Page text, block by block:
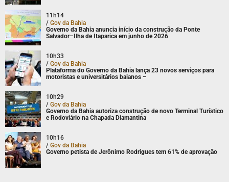
11h14
/ Gov da Bahia
Governo da Bahia anuncia início da construção da Ponte
Salvador–Ilha de Itaparica em junho de 2026
10h33
/ Gov da Bahia
Plataforma do Governo da Bahia lança 23 novos serviços para
motoristas e universitários baianos –
10h29
/ Gov da Bahia
Governo da Bahia autoriza construção de novo Terminal Turístico
e Rodoviário na Chapada Diamantina
10h16
/ Gov da Bahia
Governo petista de Jerônimo Rodrigues tem 61% de aprovação